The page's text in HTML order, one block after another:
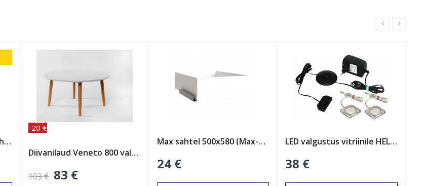
Kummut Ademo Reg 4 pähkel
-20 €
Diivanilaud Veneto 800 valge
103 € 83 €
Max sahtel 500x580 (Max-13)
24 €
LED valgustus vitriinile HELIX 1d1w
38 €